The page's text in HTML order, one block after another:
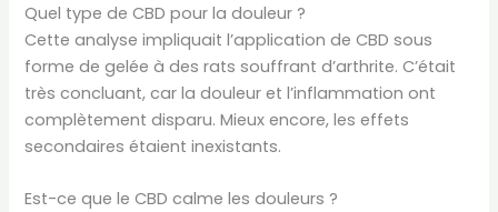
Quel type de CBD pour la douleur ?
Cette analyse impliquait l’application de CBD sous
forme de gelée à des rats souffrant d’arthrite. C’était
très concluant, car la douleur et l’inflammation ont
complètement disparu. Mieux encore, les effets
secondaires étaient inexistants.
Est-ce que le CBD calme les douleurs ?